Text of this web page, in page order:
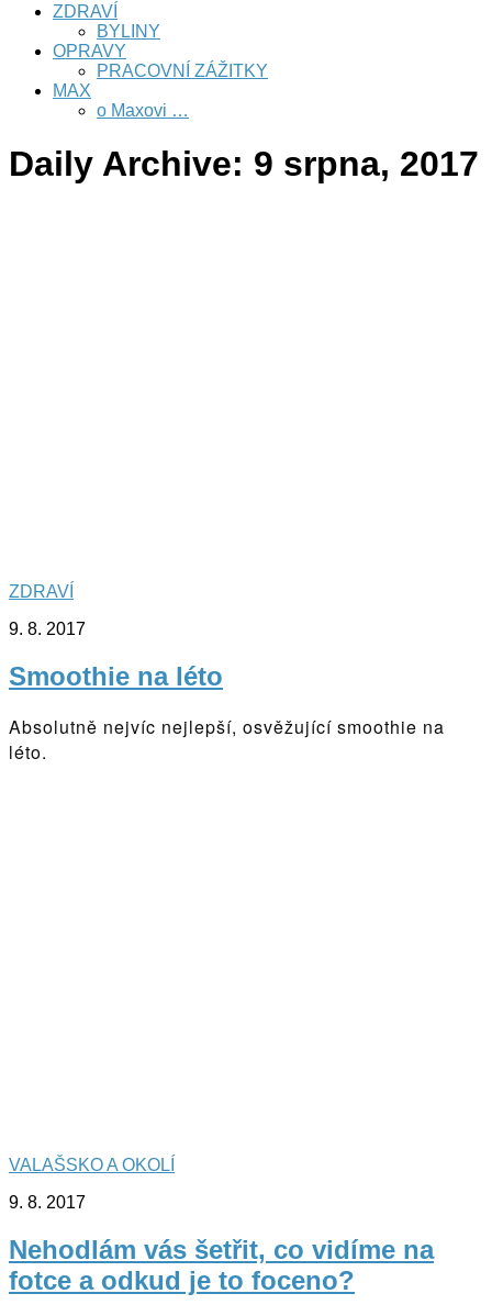
ZDRAVÍ
BYLINY
OPRAVY
PRACOVNÍ ZÁŽITKY
MAX
o Maxovi …
Daily Archive: 9 srpna, 2017
ZDRAVÍ
9. 8. 2017
Smoothie na léto
Absolutně nejvíc nejlepší, osvěžující smoothie na
léto.
VALAŠSKO A OKOLÍ
9. 8. 2017
Nehodlám vás šetřit, co vidíme na
fotce a odkud je to foceno?